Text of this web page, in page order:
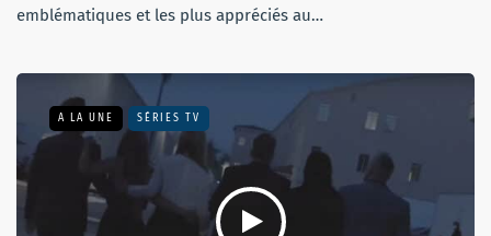
emblématiques et les plus appréciés au…
A LA UNE SÉRIES TV